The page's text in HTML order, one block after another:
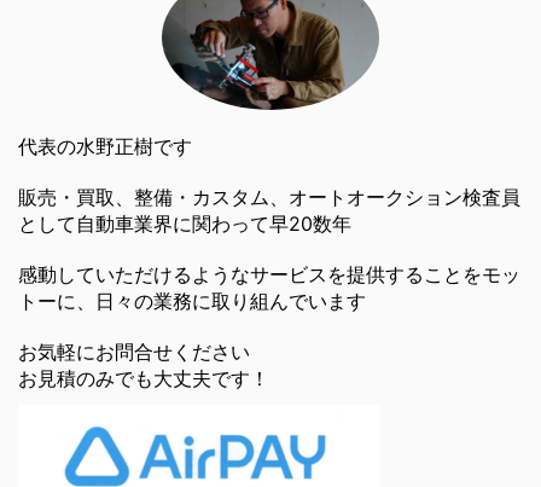
代表の水野正樹です
販売・買取、整備・カスタム、オートオークション検査員
として自動車業界に関わって早20数年
感動していただけるようなサービスを提供することをモッ
トーに、日々の業務に取り組んでいます
お気軽にお問合せください
お見積のみでも大丈夫です！